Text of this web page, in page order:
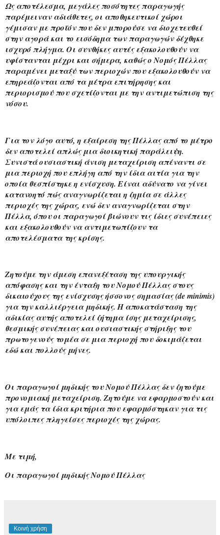
Ως αποτέλεσμα, μεγάλες ποσότητες παραγωγής
παρέμειναν αδιάθετες, οι αποθηκευτικοί χώροι
γέμισαν με προϊόν που δεν μπορούσε να διοχετευθεί
στην αγορά και το εισόδημα των παραγωγών δέχθηκε
ισχυρό πλήγμα. Οι συνθήκες αυτές εξακολουθούν να
υφίστανται μέχρι και σήμερα, καθώς ο Νομός Πέλλας
παραμένει μεταξύ των περιοχών που εξακολουθούν να
επηρεάζονται από τα μέτρα επιτήρησης και
περιορισμού που σχετίζονται με την αντιμετώπιση της
νόσου.
Για τον λόγο αυτό, η εξαίρεση της Πέλλας από το μέτρο
δεν αποτελεί απλώς μια διοικητική παράλειψη.
Συνιστά ουσιαστική άνιση μεταχείριση απέναντι σε
μια περιοχή που επλήγη από την ίδια αιτία για την
οποία θεσπίστηκε η ενίσχυση. Είναι αδύνατο να γίνει
κατανοητό πώς αναγνωρίζεται η ζημία σε άλλες
περιοχές της χώρας, ενώ δεν αναγνωρίζεται στην
Πέλλα, όπου οι παραγωγοί βιώνουν τις ίδιες συνέπειες
και εξακολουθούν να αντιμετωπίζουν τα
αποτελέσματα της κρίσης.
Ζητούμε την άμεση επανεξέταση της υπουργικής
απόφασης και την ένταξη του Νομού Πέλλας στους
δικαιούχους της ενίσχυσης ήσσονος σημασίας (de minimis)
για την καλλιέργεια μηδικής. Η αποκατάσταση της
αδικίας αυτής αποτελεί ζήτημα ίσης μεταχείρισης,
θεσμικής συνέπειας και ουσιαστικής στήριξης του
πρωτογενούς τομέα σε μια περιοχή που δοκιμάζεται
εδώ και πολλούς μήνες.
Οι παραγωγοί μηδικής του Νομού Πέλλας δεν ζητούμε
προνομιακή μεταχείριση. Ζητούμε να εφαρμοστούν και
για εμάς τα ίδια κριτήρια που εφαρμόστηκαν για τις
υπόλοιπες πληγείσες περιοχές της χώρας.
Με τιμή,
Οι παραγωγοί μηδικής Νομού Πέλλας
Κοινή χρήση